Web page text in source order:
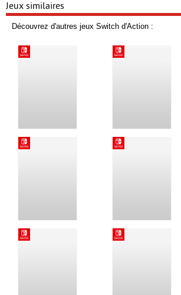
Jeux similaires
Découvrez d'autres jeux Switch d'Action :